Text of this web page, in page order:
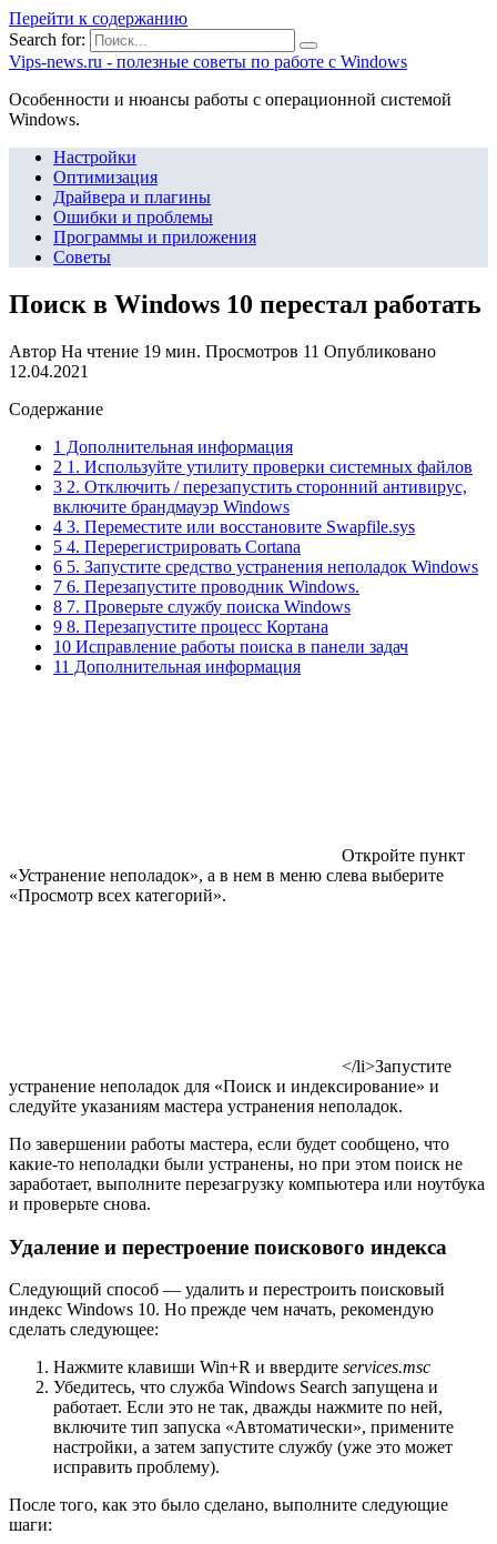
Перейти к содержанию
Search for:
Vips-news.ru - полезные советы по работе с Windows
Особенности и нюансы работы с операционной системой
Windows.
Настройки
Оптимизация
Драйвера и плагины
Ошибки и проблемы
Программы и приложения
Советы
Поиск в Windows 10 перестал работать
Автор На чтение 19 мин. Просмотров 11 Опубликовано
12.04.2021
Содержание
1 Дополнительная информация
2 1. Используйте утилиту проверки системных файлов
3 2. Отключить / перезапустить сторонний антивирус,
включите брандмауэр Windows
4 3. Переместите или восстановите Swapfile.sys
5 4. Перерегистрировать Cortana
6 5. Запустите средство устранения неполадок Windows
7 6. Перезапустите проводник Windows.
8 7. Проверьте службу поиска Windows
9 8. Перезапустите процесс Кортана
10 Исправление работы поиска в панели задач
11 Дополнительная информация
Откройте пункт
«Устранение неполадок», а в нем в меню слева выберите
«Просмотр всех категорий».
</li>Запустите
устранение неполадок для «Поиск и индексирование» и
следуйте указаниям мастера устранения неполадок.
По завершении работы мастера, если будет сообщено, что
какие-то неполадки были устранены, но при этом поиск не
заработает, выполните перезагрузку компьютера или ноутбука
и проверьте снова.
Удаление и перестроение поискового индекса
Следующий способ — удалить и перестроить поисковый
индекс Windows 10. Но прежде чем начать, рекомендую
сделать следующее:
Нажмите клавиши Win+R и ввердите services.msc
Убедитесь, что служба Windows Search запущена и
работает. Если это не так, дважды нажмите по ней,
включите тип запуска «Автоматически», примените
настройки, а затем запустите службу (уже это может
исправить проблему).
После того, как это было сделано, выполните следующие
шаги: